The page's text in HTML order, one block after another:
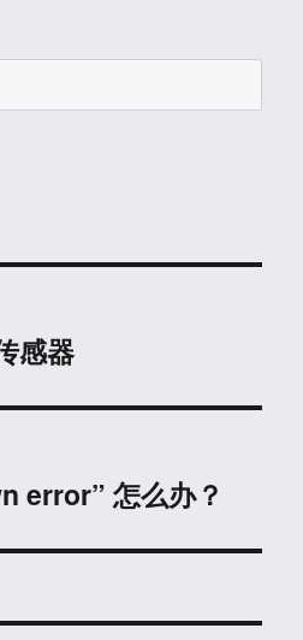
感器
error” 怎么办？